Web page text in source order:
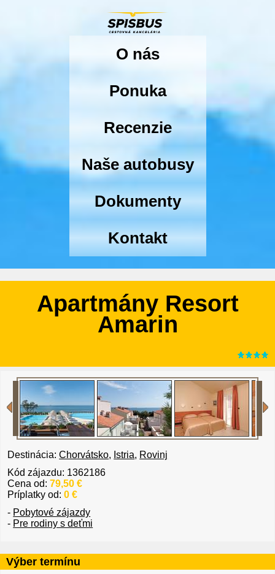
O nás
Ponuka
Recenzie
Naše autobusy
Dokumenty
Kontakt
Apartmány Resort
Amarin
Destinácia:Chorvátsko, Istria, Rovinj
Kód zájazdu: 1362186
Cena od:79,50 €
Príplatky od:0 €
- Pobytové zájazdy
- Pre rodiny s deťmi
Výber termínu